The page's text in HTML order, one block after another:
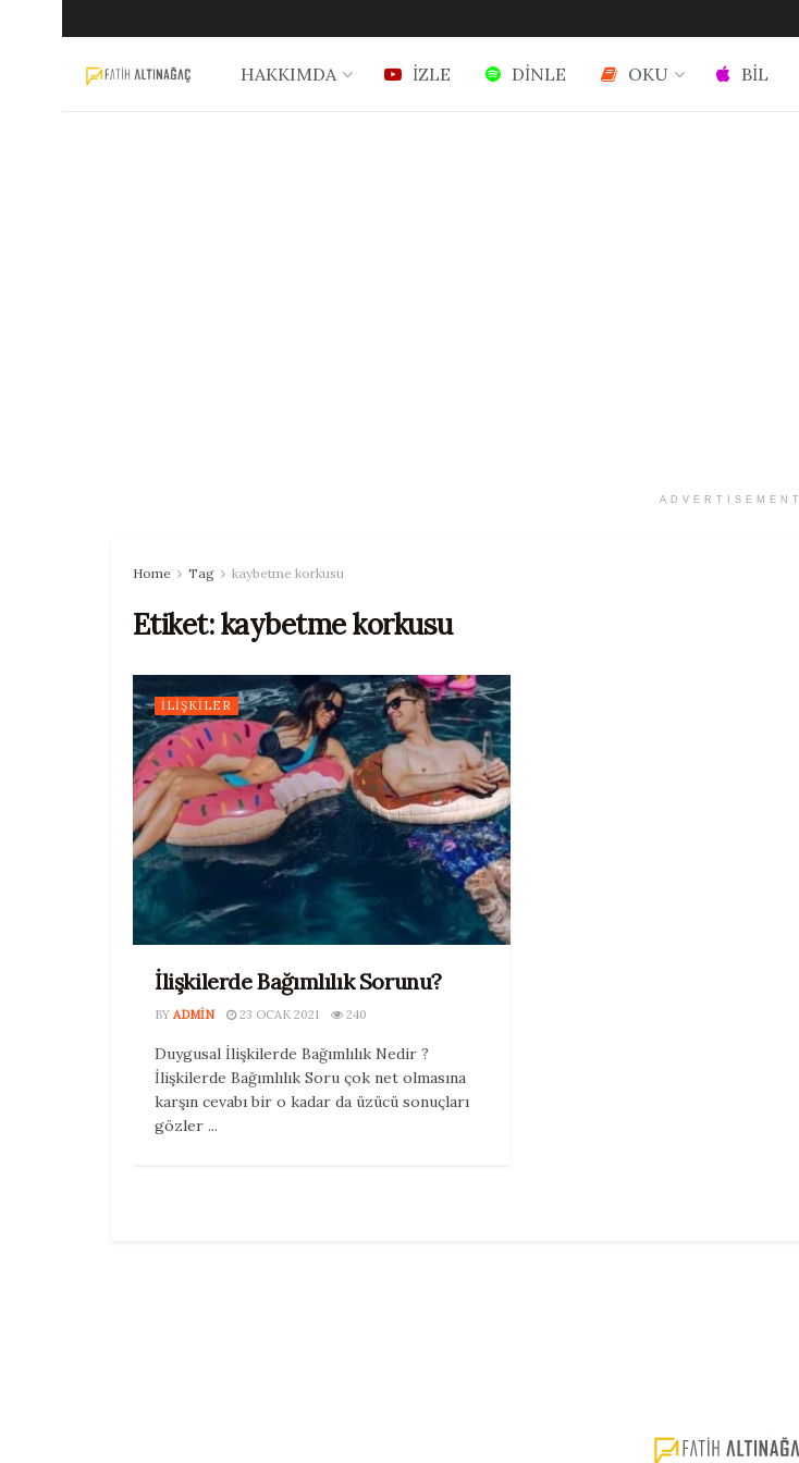
HAKKIMDA İZLE DİNLE OKU BİL
ADVERTISEMENT
Home Tag kaybetme korkusu
Etiket:kaybetme korkusu
İLIŞKILER
İlişkilerde Bağımlılık Sorunu?
BY ADMIN 23 OCAK 2021 240
Duygusal İlişkilerde Bağımlılık Nedir ?
İlişkilerde Bağımlılık Soru çok net olmasına
karşın cevabı bir o kadar da üzücü sonuçları
gözler ...